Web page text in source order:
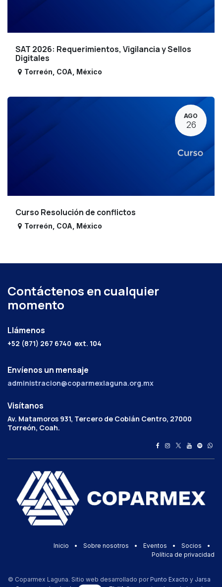
SAT 2026: Requerimientos, Vigilancia y Sellos
Digitales
Torreón COA México
AGO
26
Curso Resolución de conflictos
Torreón COA México
Contáctenos en cualquier
momento
Llámenos
+52 (871) 267 6740 ext. 104
Envíenos un mensaje
administracion@coparmexlaguna.org.mx
Visítanos
Av. Matamoros 931, Tercero de Cobián Centro, 27000
Torreón, Coah.
Inicio • Sobre nosotros • Eventos • Socios
•
Política de privacidad
© Coparmex Laguna. Sitio web desarrollado por Punto Exacto y Jarsa